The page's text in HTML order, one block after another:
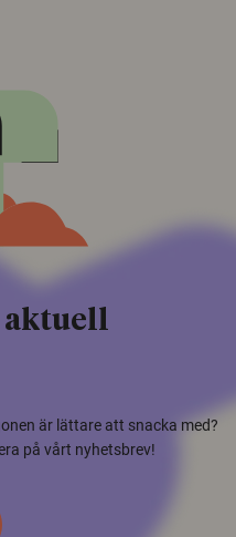
aktuell
är lättare att snacka med?
på vårt nyhetsbrev!